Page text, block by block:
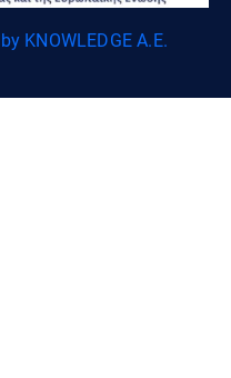
KNOWLEDGE A.E.